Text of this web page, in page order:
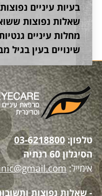
בעיות עיניים
שאלות נפוצות
מחלות עיניים
שינויים בעין בגיל
טלפון:03-6218800
הסיגלון 60 רנתיה
אימייל:
- שאלות נפוצות